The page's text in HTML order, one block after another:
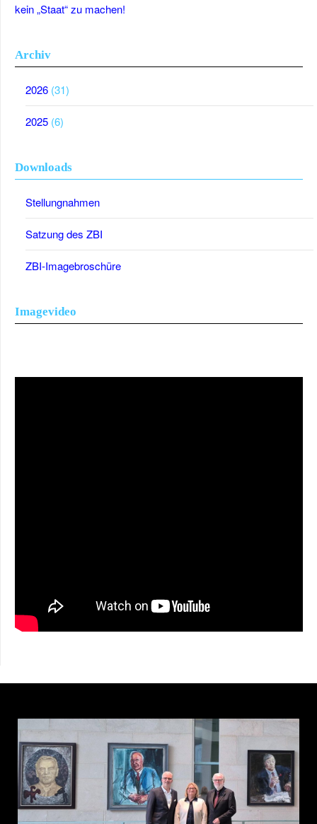
kein „Staat“ zu machen!
Archiv
2026 (31)
2025 (6)
Downloads
Stellungnahmen
Satzung des ZBI
ZBI-Imagebroschüre
Imagevideo